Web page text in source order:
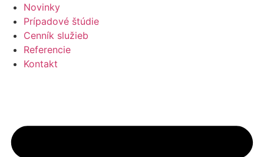
Preskočiť
obsah
Novinky
Prípadové štúdie
Cenník služieb
Referencie
Kontakt